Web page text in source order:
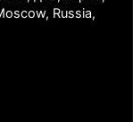
Russia,